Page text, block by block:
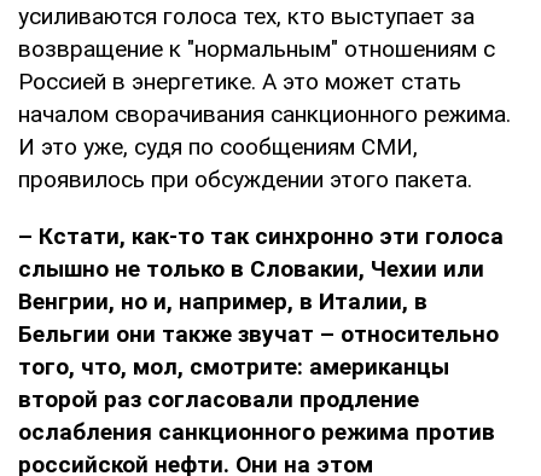
усиливаются голоса тех, кто выступает за
возвращение к "нормальным" отношениям с
Россией в энергетике. А это может стать
началом сворачивания санкционного режима.
И это уже, судя по сообщениям СМИ,
проявилось при обсуждении этого пакета.
– Кстати, как-то так синхронно эти голоса
слышно не только в Словакии, Чехии или
Венгрии, но и, например, в Италии, в
Бельгии они также звучат – относительно
того, что, мол, смотрите: американцы
второй раз согласовали продление
ослабления санкционного режима против
российской нефти. Они на этом